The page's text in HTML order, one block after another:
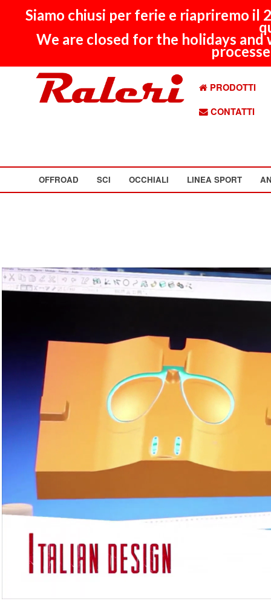
Siamo chiusi per ferie e riapriremo il
We are closed for the holidays
PRODOTTI
CONTATTI
OFFROAD SCI OCCHIALI LINEA SPORT